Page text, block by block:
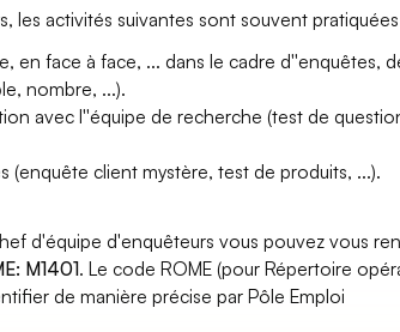
les activités suivantes sont souvent
face à face, ... dans le cadre d''enquêtes,
nombre, ...).
avec l''équipe de recherche (test de
(enquête client mystère, test de produits, ...).
d'équipe d'enquêteurs vous pouvez vous
M1401. Le code ROME (pour Répertoire
de manière précise par Pôle Emploi